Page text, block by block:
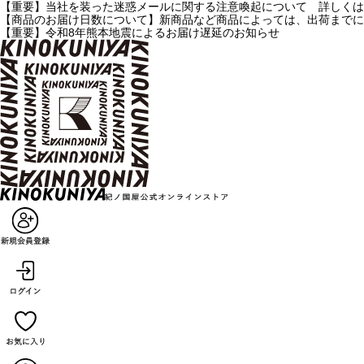
【重要】当社を装った迷惑メールに関する注意喚起について 詳しく
【商品のお届け日数について】新商品など商品によっては、出荷ま
【重要】令和8年熊本地震によるお届け遅延のお知らせ